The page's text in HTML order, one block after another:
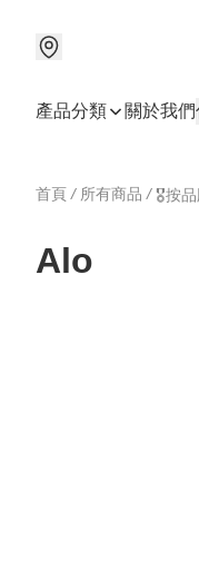
產品分類 關於我們
首頁 / 所有商品 / 🎖️按
Alo